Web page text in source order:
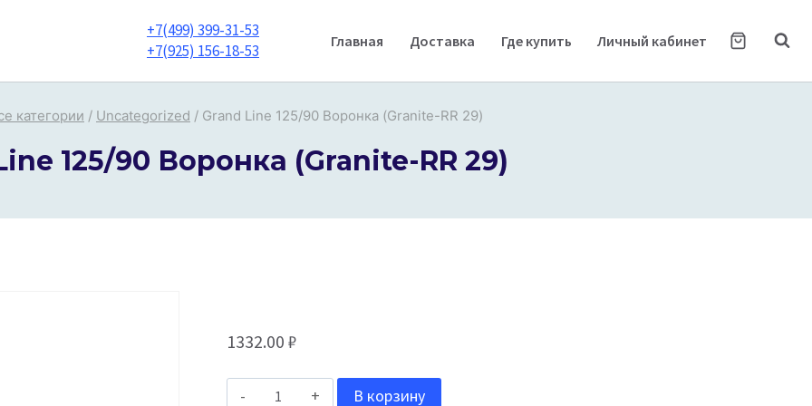
+7(499) 399-31-53
+7(925) 156-18-53
Главная Доставка Где купить Личный кабинет
категории / Uncategorized / Grand Line 125/90 Воронка (Granite-RR 29)
125/90 Воронка (Granite-RR 29)
1332.00 ₽
Количество
В корзину